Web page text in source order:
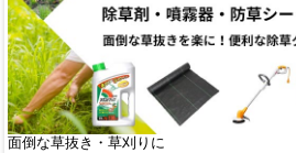
面倒な草抜き・草刈りに